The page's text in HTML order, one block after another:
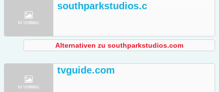
southparkstudios.c
Alternativen zu southparkstudios.com
tvguide.com